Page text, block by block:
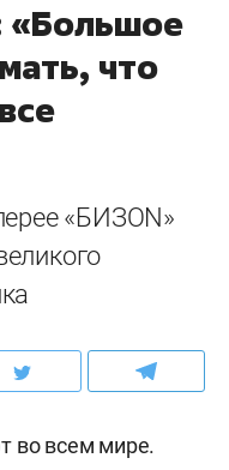
что
«БИЗОN»
во всем мире.